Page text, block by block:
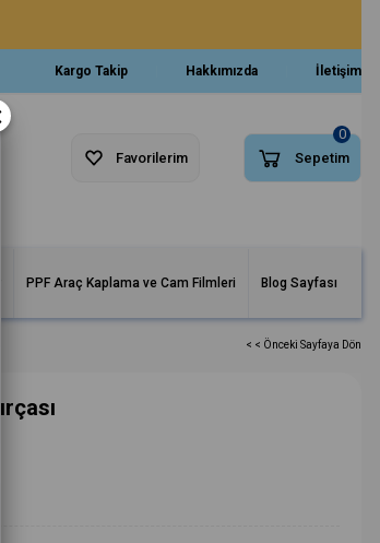
Kargo Takip Hakkımızda İletişim
Sepetim
0
Favorilerim
PPF Araç Kaplama ve Cam Filmleri Blog Sayfası
< < Önceki Sayfaya Dön